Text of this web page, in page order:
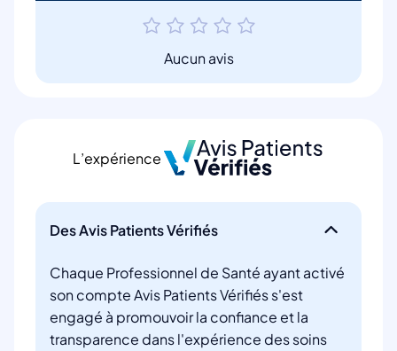
Aucun avis
L’expérience
Des Avis Patients Vérifiés
Chaque Professionnel de Santé ayant activé
son compte Avis Patients Vérifiés s'est
engagé à promouvoir la confiance et la
transparence dans l'expérience des soins